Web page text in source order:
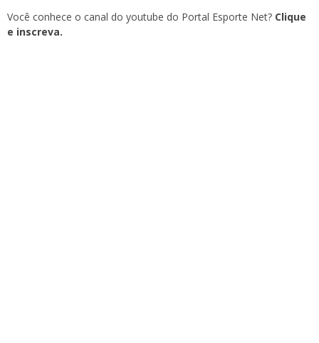
Você conhece o canal do youtube do Portal Esporte Net? Clique
e inscreva.